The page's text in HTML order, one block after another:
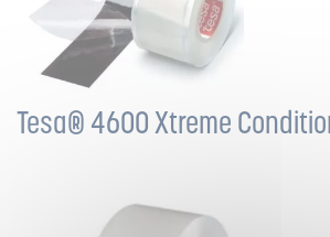
Tesa® 4600 Xtreme